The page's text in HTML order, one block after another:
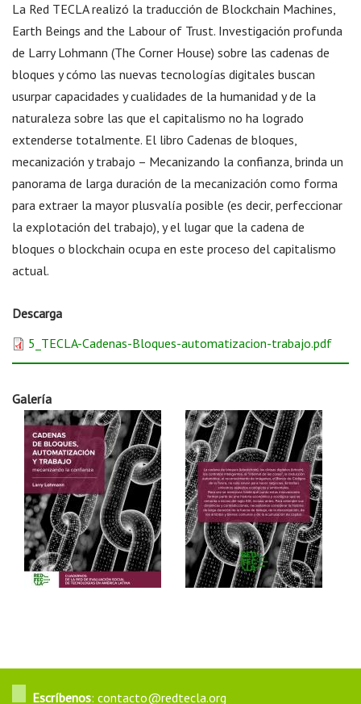
La Red TECLA realizó la traducción de Blockchain Machines,
Earth Beings and the Labour of Trust. Investigación profunda
de Larry Lohmann (The Corner House) sobre las cadenas de
bloques y cómo las nuevas tecnologías digitales buscan
usurpar capacidades y cualidades de la humanidad y de la
naturaleza sobre las que el capitalismo no ha logrado
extenderse totalmente. El libro Cadenas de bloques,
mecanización y trabajo – Mecanizando la confianza, brinda un
panorama de larga duración de la mecanización como forma
para extraer la mayor plusvalía posible (es decir, perfeccionar
la explotación del trabajo), y el lugar que la cadena de
bloques o blockchain ocupa en este proceso del capitalismo
actual.
Descarga
5_TECLA-Cadenas-Bloques-automatizacion-trabajo.pdf
Galería
Escríbenos: contacto@redtecla.org